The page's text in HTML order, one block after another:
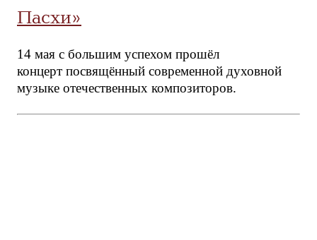
Пасхи»
14 мая с большим успехом прошёл
концерт посвящённый современной духовной
музыке отечественных композиторов.